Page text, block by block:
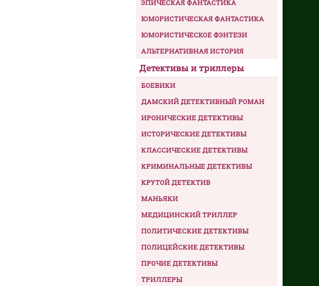
ЭПИЧЕСКАЯ ФАНТАСТИКА
ЮМОРИСТИЧЕСКАЯ ФАНТАСТИКА
ЮМОРИСТИЧЕСКОЕ ФЭНТЕЗИ
АЛЬТЕРНАТИВНАЯ ИСТОРИЯ
Детективы и триллеры
БОЕВИКИ
ДАМСКИЙ ДЕТЕКТИВНЫЙ РОМАН
ИРОНИЧЕСКИЕ ДЕТЕКТИВЫ
ИСТОРИЧЕСКИЕ ДЕТЕКТИВЫ
КЛАССИЧЕСКИЕ ДЕТЕКТИВЫ
КРИМИНАЛЬНЫЕ ДЕТЕКТИВЫ
КРУТОЙ ДЕТЕКТИВ
МАНЬЯКИ
МЕДИЦИНСКИЙ ТРИЛЛЕР
ПОЛИТИЧЕСКИЕ ДЕТЕКТИВЫ
ПОЛИЦЕЙСКИЕ ДЕТЕКТИВЫ
ПРОЧИЕ ДЕТЕКТИВЫ
ТРИЛЛЕРЫ